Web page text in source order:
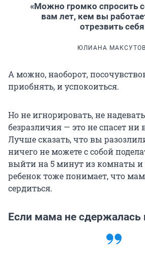
«Можно громко спросить
вам лет, кем вы
отрезвить
ЮЛИАНА
А можно, наоборот,
приобнять, и успокоиться.
Но не игнорировать, не
безразличия — это не спасет ни
Лучше сказать, что вы
ничего не можете с собой
выйти на 5 минут из комнаты и
ребенок тоже понимает, что
сердиться.
Если мама не сдержалась